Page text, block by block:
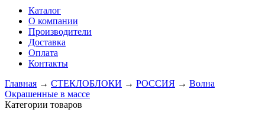
Каталог
О компании
Производители
Доставка
Оплата
Контакты
Главная → СТЕКЛОБЛОКИ → РОССИЯ → Волна
Окрашенные в массе
Категории товаров